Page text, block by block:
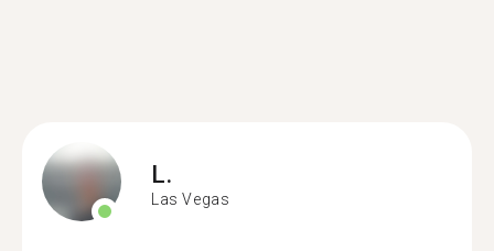
L.
Las Vegas